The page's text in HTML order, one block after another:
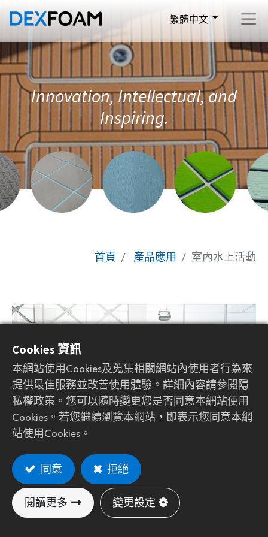
繁體中文
Innovation, Intellectual, and
Inspiring.
首頁 產品應用 室內水上活動
Previous Next
室內水上活動
Cookies 資訊
本網站使用Cookies及蒐集相關網站內使用者行為來
提供最佳服務並改善使用體驗。詳細內容請參閱隱
私權政策。您可以隨時變更您是否同意本網站使用
Cookies。若您繼續瀏覽本網站，即表示您同意本網
站使用Cookies。
同意 拒絕
閱讀更多 變更設定